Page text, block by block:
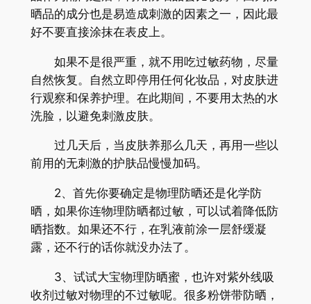
晒品的成分也是易造成刺激的因素之一，因此最
好不要直接涂抹在表皮上。
如果不是很严重，就不用吃过敏药物，尽量
自然恢复。自然立即停用任何化妆品，对皮肤进
行观察和保养护理。在此期间，不要用太热的水
洗脸，以避免刺激皮肤。
过几天后，当皮肤养那么几天，再用一些以
前用的无刺激的护肤品慢慢加码。
2、首先你要确定是物理防晒还是化学防
晒，如果你连物理防晒都过敏，可以试着降低防
晒指数。如果还不行，在乳液前涂一层舒缓凝
露，还不行的话你就没办法了。
3、试试大宝物理防晒蜜，也许对紫外线吸
收剂过敏对物理的不过敏呢。很多粉饼带防晒，